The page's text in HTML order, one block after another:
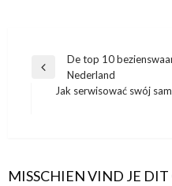
Bericht
navigatie
Vorige
bericht
De top 10
Nederland
Jak serwisować swój
MISSCHIEN VIND JE DIT